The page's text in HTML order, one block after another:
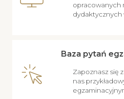
opracowanych
dydaktycznych
Baza pytań
Zapoznasz się
nas